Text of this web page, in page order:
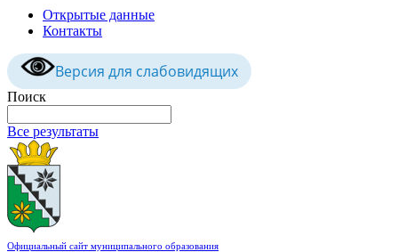
Открытые данные
Контакты
Версия для слабовидящих
Поиск
Все результаты
Официальный сайт муниципального образования